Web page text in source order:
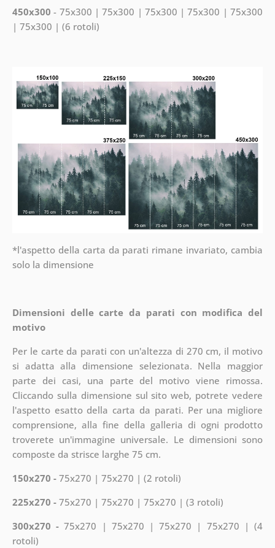
450x300 - 75x300 | 75x300 | 75x300 | 75x300 | 75x300
| 75x300 | (6 rotoli)
*l'aspetto della carta da parati rimane invariato, cambia
solo la dimensione
Dimensioni delle carte da parati con modifica del
motivo
Per le carte da parati con un'altezza di 270 cm, il motivo
si adatta alla dimensione selezionata. Nella maggior
parte dei casi, una parte del motivo viene rimossa.
Cliccando sulla dimensione sul sito web, potrete vedere
l'aspetto esatto della carta da parati. Per una migliore
comprensione, alla fine della galleria di ogni prodotto
troverete un'immagine universale. Le dimensioni sono
composte da strisce larghe 75 cm.
150x270 -75x270 | 75x270 | (2 rotoli)
225x270 -75x270 | 75x270 | 75x270 | (3 rotoli)
300x270 -75x270 | 75x270 | 75x270 | 75x270 | (4
rotoli)